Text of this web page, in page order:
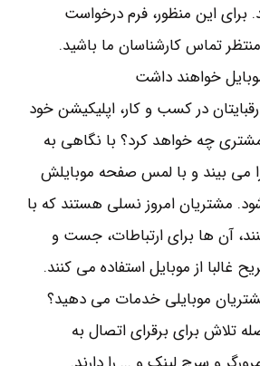
برای این منظور، فرم درخواست
تماس کارشناسان ما باشید.
خواهند داشت
در کسب و کار، اپلیکیشن خود
چه خواهد کرد؟ با نگاهی به
می بیند و با لمس صفحه موبایلش
مشتریان امروز نسلی هستند که با
آن ها برای ارتباطات، جست و
غالبا از موبایل استفاده می کنند.
موبایلی خدمات می دهید؟
تلاش برای برقرای اتصال به